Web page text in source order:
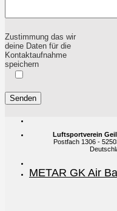
Zustimmung das wir
deine Daten für die
Kontaktaufnahme
speichern
Luftsportverein
Postfach 1306 -
METAR GK Air